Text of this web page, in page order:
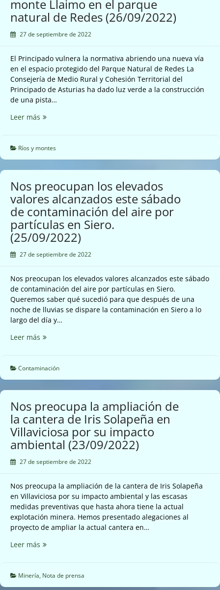
monte Llaimo en el parque
natural de Redes (26/09/2022)
27 de septiembre de 2022
El Principado vulnera la normativa abriendo una nueva vía
en el espacio protegido del Parque Natural de Redes La
Consejería de Medio Rural y Cohesión Territorial del
Principado de Asturias ha dado luz verde a la construcción
de una pista…
Leer más El
una
nueva
pista
la
Ruta
del
Alba
y
el
monte
Llaimo
el
parque
natural
de
Redes
(26/09/2022)
Ríos y montes
Nos preocupan los elevados
valores alcanzados este sábado
de contaminación del aire por
partículas en Siero.
(25/09/2022)
27 de septiembre de 2022
Nos preocupan los elevados valores alcanzados este sábado
de contaminación del aire por partículas en Siero.
Queremos saber qué sucedió para que después de una
noche de lluvias se dispare la contaminación en Siero a lo
largo del día y…
Leer más Nos
elevados
valores
alcanzados
sábado
de
contaminación
aire
por
Siero.
(25/09/2022)
Contaminación
Nos preocupa la ampliación de
la cantera de Iris Solapeña en
Villaviciosa por su impacto
ambiental (23/09/2022)
27 de septiembre de 2022
Nos preocupa la ampliación de la cantera de Iris Solapeña
en Villaviciosa por su impacto ambiental y las escasas
medidas preventivas que hasta ahora tiene la actual
explotación minera. Hemos presentado alegaciones al
proyecto de ampliar la actual cantera en…
Leer más Nos
ampliación
de
Minería, Nota de prensa